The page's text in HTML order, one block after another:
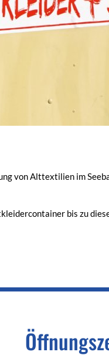
von Alttextilien im
bis zu